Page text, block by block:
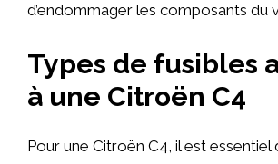
d’endommager les composants du
Types de fusibles
à une Citroën C4
Pour une Citroën C4, il est essentiel